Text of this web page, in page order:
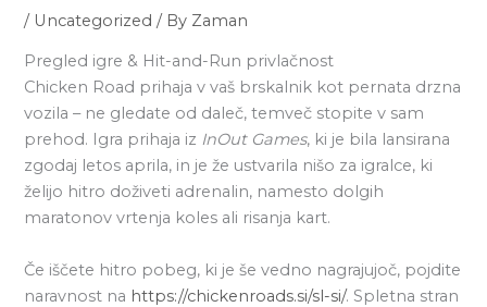
/ Uncategorized / By Zaman
Pregled igre & Hit-and-Run privlačnost
Chicken Road prihaja v vaš brskalnik kot pernata drzna
vozila – ne gledate od daleč, temveč stopite v sam
prehod. Igra prihaja iz InOut Games, ki je bila lansirana
zgodaj letos aprila, in je že ustvarila nišo za igralce, ki
želijo hitro doživeti adrenalin, namesto dolgih
maratonov vrtenja koles ali risanja kart.
Če iščete hitro pobeg, ki je še vedno nagrajujoč, pojdite
naravnost na https://chickenroads.si/sl-si/. Spletna stran